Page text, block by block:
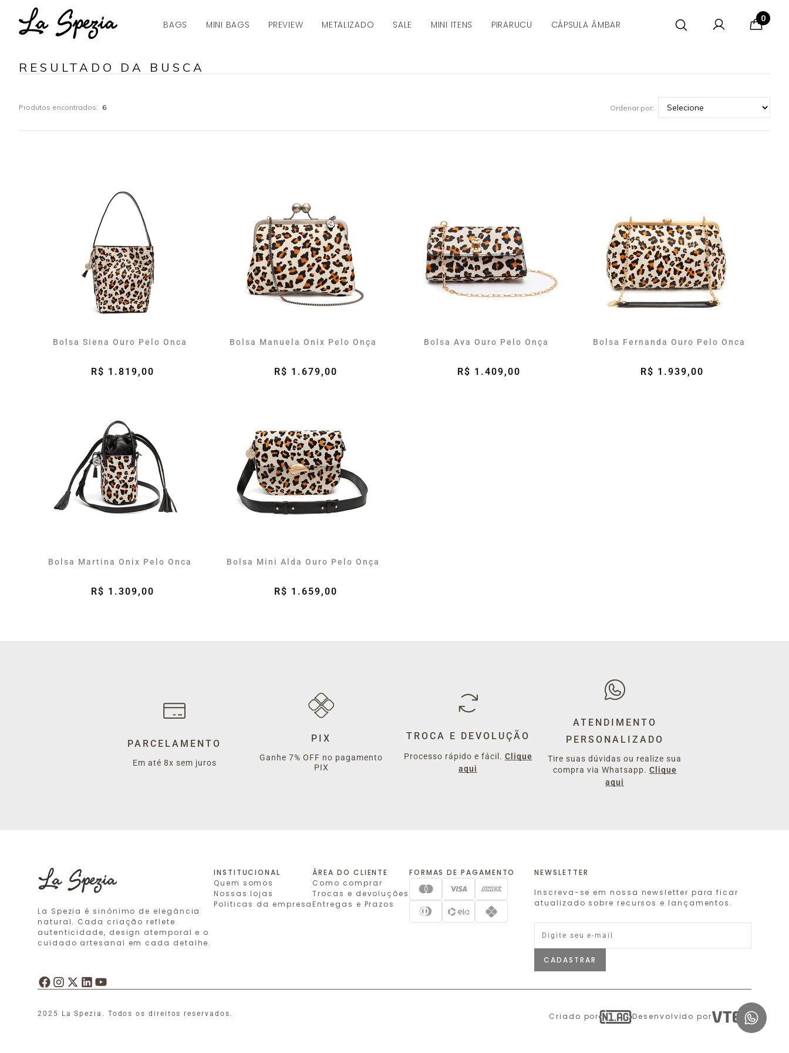
0
BAGS MINI BAGS PREVIEW METALIZADO SALE MINI ITENS PIRARUCU CÁPSULA ÂMBAR
LASPEZIAWEB
RESULTADO DA BUSCA
Produtos encontrados: 6 Ordenar por:
Bolsa Siena Ouro Pelo Onca
R$ 1.819,00
Bolsa Manuela Onix Pelo Onça
R$ 1.679,00
Bolsa Ava Ouro Pelo Onça
R$ 1.409,00
Bolsa Fernanda Ouro Pelo Onca
R$ 1.939,00
Bolsa Martina Onix Pelo Onca
R$ 1.309,00
Bolsa Mini Alda Ouro Pelo Onça
R$ 1.659,00
PARCELAMENTO
Em até 8x sem juros
PIX
Ganhe 7% OFF no pagamento
PIX
TROCA E DEVOLUÇÃO
Processo rápido e fácil. Clique
aqui
ATENDIMENTO
PERSONALIZADO
Tire suas dúvidas ou realize sua
compra via Whatsapp. Clique
aqui
La Spezia é sinônimo de elegância
natural. Cada criação reflete
autenticidade, design atemporal e o
cuidado artesanal em cada detalhe.
INSTITUCIONAL
Quem somos
Nossas lojas
Politicas da empresa
ÁREA DO CLIENTE
Como comprar
Trocas e devoluções
Entregas e Prazos
FORMAS DE PAGAMENTO
NEWSLETTER
Inscreva-se em nossa newsletter para ficar
atualizado sobre recursos e lançamentos.
CADASTRAR
2025 La Spezia. Todos os direitos reservados. Criado por Desenvolvido por